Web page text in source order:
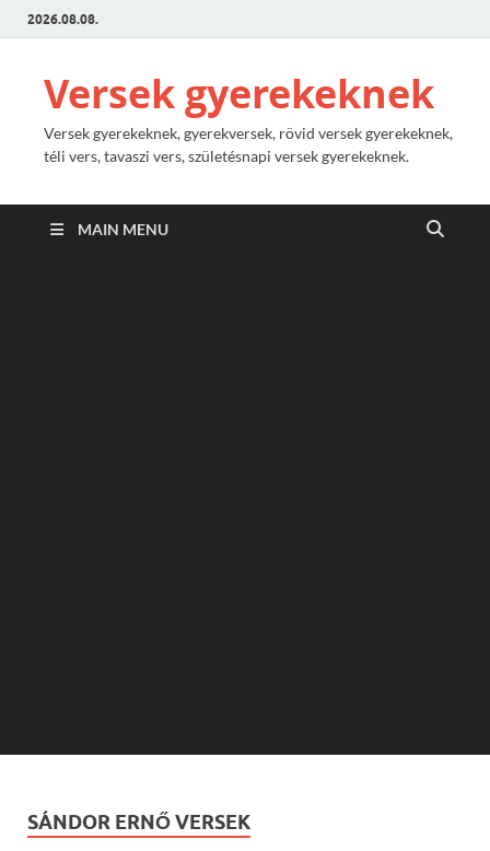
2026.08.08.
Versek gyerekeknek
Versek gyerekeknek, gyerekversek, rövid versek gyerekeknek,
téli vers, tavaszi vers, születésnapi versek gyerekeknek.
MAIN MENU
SÁNDOR ERNŐ VERSEK